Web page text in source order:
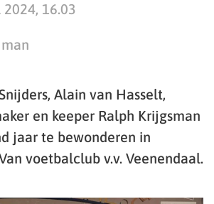
16.03
Alain van Hasselt,
en keeper Ralph Krijgsman
jaar te bewonderen in
voetbalclub v.v. Veenendaal.